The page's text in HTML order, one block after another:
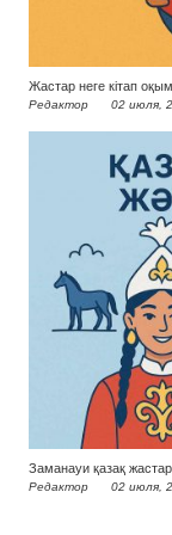
Жастар неге кітап
Редактор 02 июля,
Заманауи қазақ
Редактор 02 июля,